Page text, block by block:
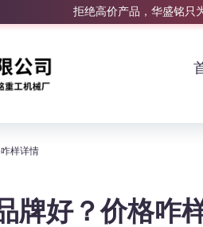
拒绝高价产品，华盛铭只
样详情
牌好？价格咋